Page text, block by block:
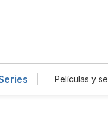
Películas y